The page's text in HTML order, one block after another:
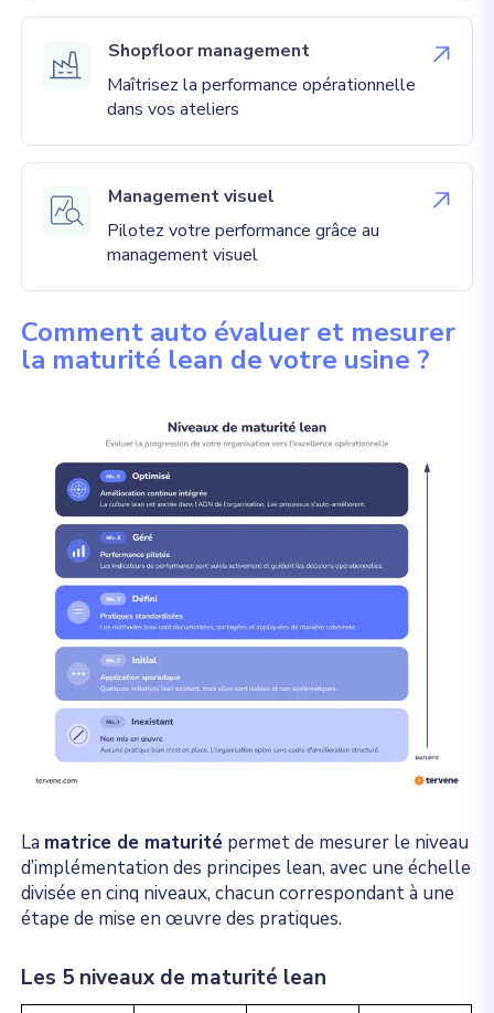
Shopfloor management
Maîtrisez la performance opérationnelle
dans vos ateliers
Management visuel
Pilotez votre performance grâce au
management visuel
Comment auto évaluer et mesurer
la maturité lean de votre usine ?
La matrice de maturité permet de mesurer le niveau
d’implémentation des principes lean, avec une échelle
divisée en cinq niveaux, chacun correspondant à une
étape de mise en œuvre des pratiques.
Les 5 niveaux de maturité lean